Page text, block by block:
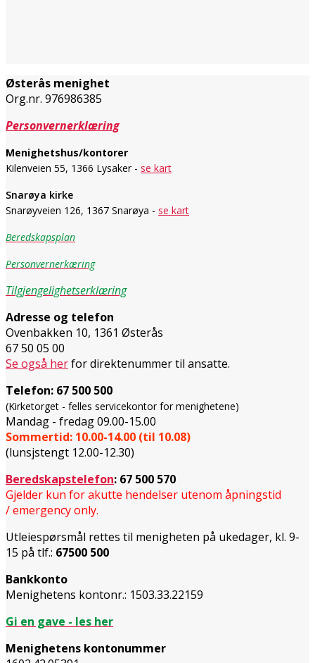
Østerås menighet
Org.nr. 976986385
Personvernerklæring
Menighetshus/kontorer
Kilenveien 55, 1366 Lysaker - se kart
Snarøya kirke
Snarøyveien 126, 1367 Snarøya - se kart
Beredskapsplan
Personvernerkæring
Tilgjengelighetserklæring
Adresse og telefon
Ovenbakken 10, 1361 Østerås
67 50 05 00
Se også herfor direktenummer til ansatte.
Telefon: 67 500 500
(Kirketorget - felles servicekontor for menighetene)
Mandag - fredag 09.00-15.00
Sommertid: 10.00-14.00 (til 10.08)
(lunsjstengt 12.00-12.30)
Beredskapstelefon: 67 500 570
Gjelder kun for akutte hendelser utenom åpningstid
/ emergency only.
Utleiespørsmål rettes til menigheten på ukedager, kl. 9-
15 på tlf.: 67500 500
Bankkonto
Menighetens kontonr.: 1503.33.22159
Gi en gave - les her
Menighetens kontonummer